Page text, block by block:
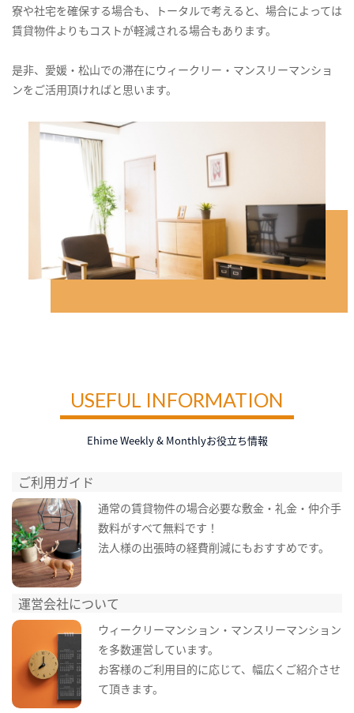
寮や社宅を確保する場合も、トータルで考えると、場合によっては
賃貸物件よりもコストが軽減される場合もあります。
是非、愛媛・松山での滞在にウィークリー・マンスリーマンショ
ンをご活用頂ければと思います。
USEFUL INFORMATION
Ehime Weekly & Monthlyお役立ち情報
ご利用ガイド
通常の賃貸物件の場合必要な敷金・礼金・仲介手
数料がすべて無料です！
法人様の出張時の経費削減にもおすすめです。
運営会社について
ウィークリーマンション・マンスリーマンション
を多数運営しています。
お客様のご利用目的に応じて、幅広くご紹介させ
て頂きます。